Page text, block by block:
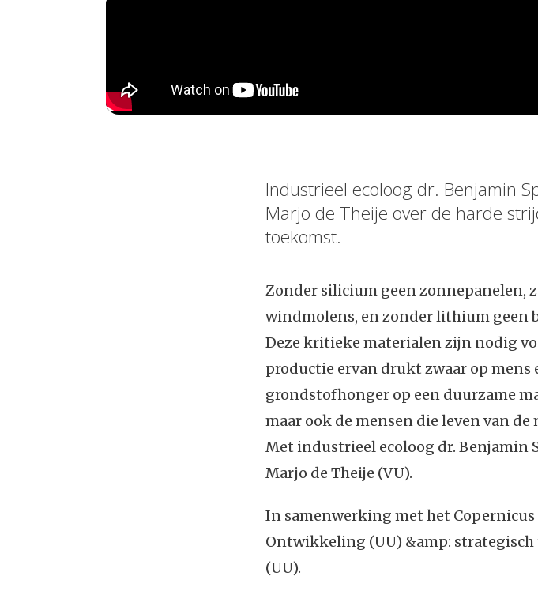
Industrieel ecoloog dr. Benjamin
Marjo de Theije over de harde
toekomst.
Zonder silicium geen zonnepanelen,
windmolens, en zonder lithium geen
Deze kritieke materialen zijn nodig
productie ervan drukt zwaar op mens
grondstofhonger op een duurzame
maar ook de mensen die leven van
Met industrieel ecoloog dr. Benjamin
Marjo de Theije (VU).
In samenwerking met het
Ontwikkeling (UU) &amp:
(UU).